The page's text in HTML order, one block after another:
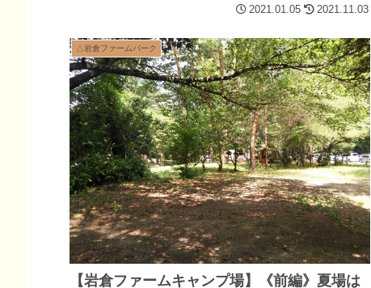
2021.01.05 2021.11.03
△岩倉ファームパーク
【岩倉ファームキャンプ場】《前編》夏場は